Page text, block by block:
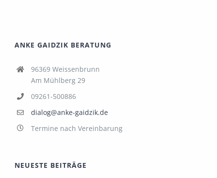
ANKE GAIDZIK BERATUNG
96369 Weissenbrunn
Am Mühlberg 29
09261-500886
dialog@anke-gaidzik.de
Termine nach Vereinbarung
NEUESTE BEITRÄGE